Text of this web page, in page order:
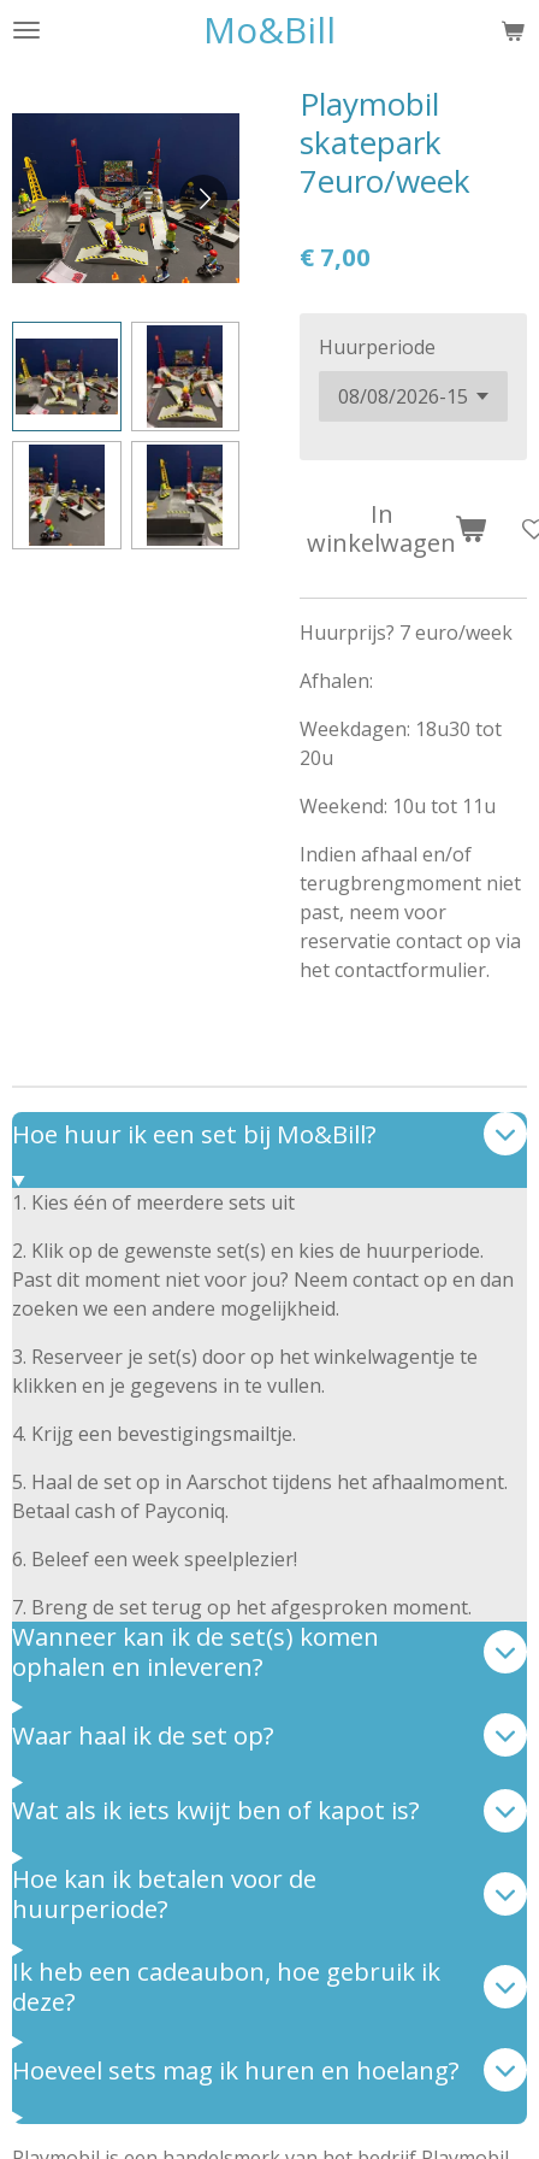
Ga
de
hoofdinhoud
Mo&Bill
Playmobil
skatepark
7euro/week
€ 7,00
Huurperiode
In
winkelwagen
Huurprijs? 7 euro/week
Afhalen:
Weekdagen: 18u30 tot
20u
Weekend: 10u tot 11u
Indien afhaal en/of
terugbrengmoment niet
past, neem voor
reservatie contact op via
het contactformulier.
Hoe huur ik een set bij Mo&Bill?
1. Kies één of meerdere sets uit
2. Klik op de gewenste set(s) en kies de huurperiode.
Past dit moment niet voor jou? Neem contact op en dan
zoeken we een andere mogelijkheid.
3. Reserveer je set(s) door op het winkelwagentje te
klikken en je gegevens in te vullen.
4. Krijg een bevestigingsmailtje.
5. Haal de set op in Aarschot tijdens het afhaalmoment.
Betaal cash of Payconiq.
6. Beleef een week speelplezier!
7. Breng de set terug op het afgesproken moment.
Wanneer kan ik de set(s) komen
ophalen en inleveren?
Waar haal ik de set op?
Wat als ik iets kwijt ben of kapot is?
Hoe kan ik betalen voor de
huurperiode?
Ik heb een cadeaubon, hoe gebruik ik
deze?
Hoeveel sets mag ik huren en hoelang?